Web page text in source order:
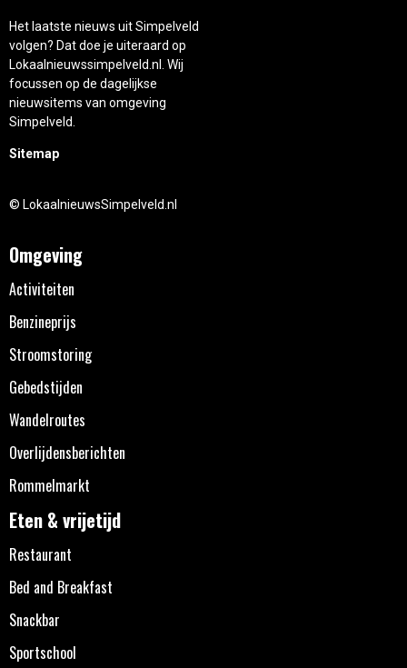
Het laatste nieuws uit Simpelveld
volgen? Dat doe je uiteraard op
Lokaalnieuwssimpelveld.nl. Wij
focussen op de dagelijkse
nieuwsitems van omgeving
Simpelveld.
Sitemap
© LokaalnieuwsSimpelveld.nl
Omgeving
Activiteiten
Benzineprijs
Stroomstoring
Gebedstijden
Wandelroutes
Overlijdensberichten
Rommelmarkt
Eten & vrijetijd
Restaurant
Bed and Breakfast
Snackbar
Sportschool